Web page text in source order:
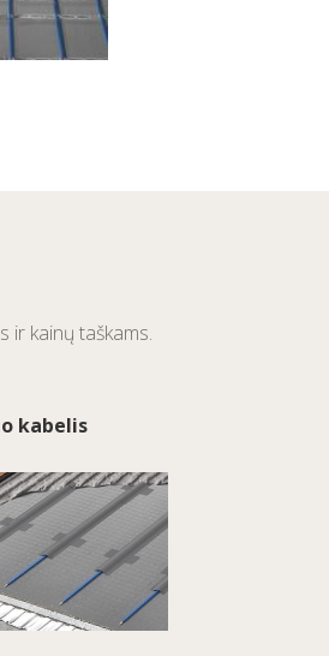
ir kainų taškams.
kabelis